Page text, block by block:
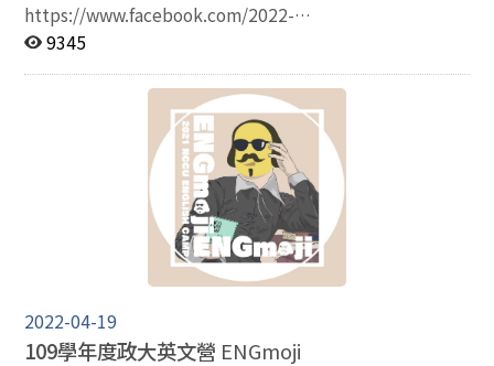
https://www.facebook.com/2022-
%E6%94%BF%E5%A4%A7%E8%8B%B1%E6%96%87
%E5%A4%A7eng%E5%B8%9D%E5%9C%8B-
100438592655033/
9345
2022-04-19
109學年度政大英文營 ENGmoji